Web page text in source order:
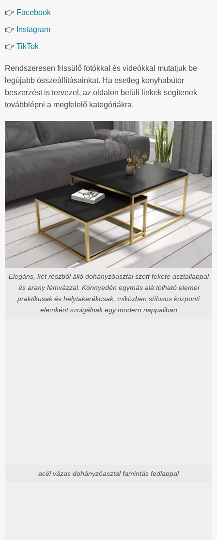
👉 Facebook
👉 Instagram
👉 TikTok
Rendszeresen frissülő fotókkal és videókkal mutatjuk be
legújabb összeállításainkat. Ha esetleg konyhabútor
beszerzést is tervezel, az oldalon belüli linkek segítenek
továbblépni a megfelelő kategóriákra.
Elegáns, két részből álló dohányzóasztal szett fekete asztallappal
és arany fémvázzal. Könnyedén egymás alá tolható elemei
praktikusak és helytakarékosak, miközben stílusos központi
elemként szolgálnak egy modern nappaliban
acél vázas dohányzóasztal famintás fedlappal